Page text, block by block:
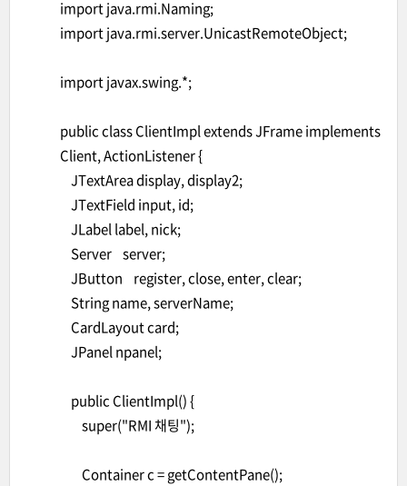
import java.rmi.Naming;
import java.rmi.server.UnicastRemoteObject;
import javax.swing.*;
public class ClientImpl extends JFrame implements
Client, ActionListener {
JTextArea display, display2;
JTextField input, id;
JLabel label, nick;
Server server;
JButton register, close, enter, clear;
String name, serverName;
CardLayout card;
JPanel npanel;
public ClientImpl() {
super("RMI 채팅");
Container c = getContentPane();